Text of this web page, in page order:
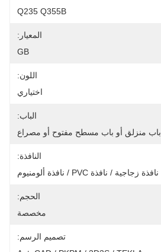
Q235 Q355B
المعيار:
GB
اللون:
اختياري
الباب:
باب منزلق أو باب مسطح مفتوح أو مصراع
النافذة:
نافذة زجاجية / نافذة PVC / نافذة ألومنيوم
الحجم:
مخصصة
تصميم الرسم: